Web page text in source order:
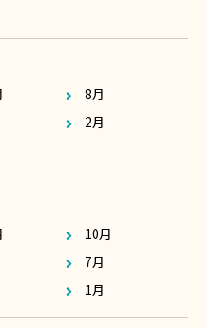
8月
2月
10月
7月
1月